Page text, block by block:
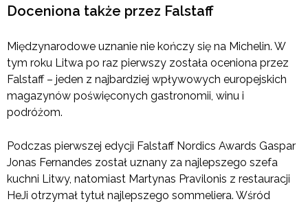
Doceniona także przez Falstaff
Międzynarodowe uznanie nie kończy się na Michelin. W
tym roku Litwa po raz pierwszy została oceniona przez
Falstaff – jeden z najbardziej wpływowych europejskich
magazynów poświęconych gastronomii, winu i
podróżom.
Podczas pierwszej edycji Falstaff Nordics Awards Gaspar
Jonas Fernandes został uznany za najlepszego szefa
kuchni Litwy, natomiast Martynas Pravilonis z restauracji
HeJi otrzymał tytuł najlepszego sommeliera. Wśród